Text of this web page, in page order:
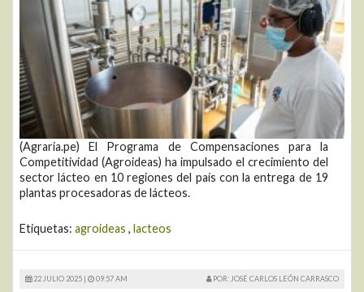
(Agraria.pe) El Programa de Compensaciones para la
Competitividad (Agroideas) ha impulsado el crecimiento del
sector lácteo en 10 regiones del país con la entrega de 19
plantas procesadoras de lácteos.
Etiquetas: agroideas , lacteos
22 JULIO 2025 | 09:57 AM POR: JOSÉ CARLOS LEÓN CARRASCO